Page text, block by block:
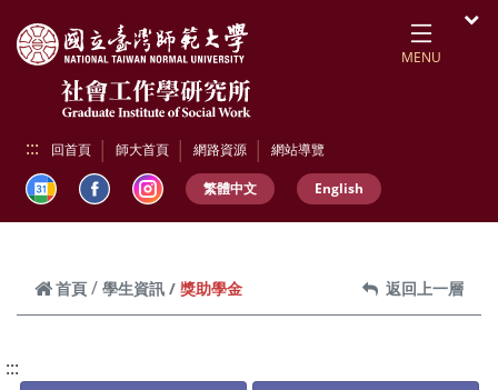
MENU
::: 回首頁 師大首頁 網路資源 網站導覽
繁體中文 English
首頁 學生資訊 獎助學金 返回上一層
:::